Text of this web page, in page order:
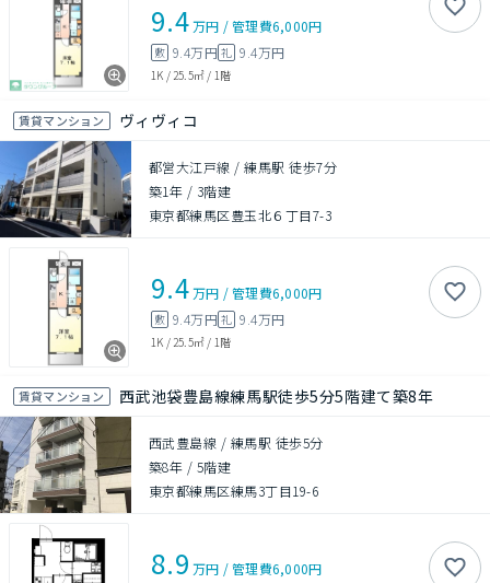
9.4万円 /管理費6,000円
敷 9.4万円礼 9.4万円
1K /25.5㎡ / 1階
賃貸マンション ヴィヴィコ
都営大江戸線 / 練馬駅 徒歩7分
築1年 / 3階建
東京都練馬区豊玉北６丁目7-3
9.4万円 /管理費6,000円
敷 9.4万円礼 9.4万円
1K / 25.5㎡ / 1階
賃貸マンション 西武池袋豊島線練馬駅徒歩5分5階建て築8年
西武豊島線 / 練馬駅 徒歩5分
築8年 / 5階建
東京都練馬区練馬3丁目19-6
8.9 万円 /管理費6,000円